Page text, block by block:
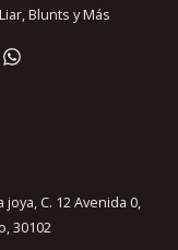
Blunts y Más
C. 12 Avenida 0,
30102